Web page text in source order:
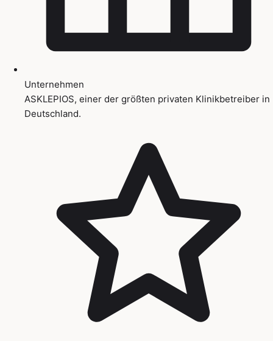
Unternehmen
ASKLEPIOS, einer der größten privaten Klinikbetreiber in
Deutschland.